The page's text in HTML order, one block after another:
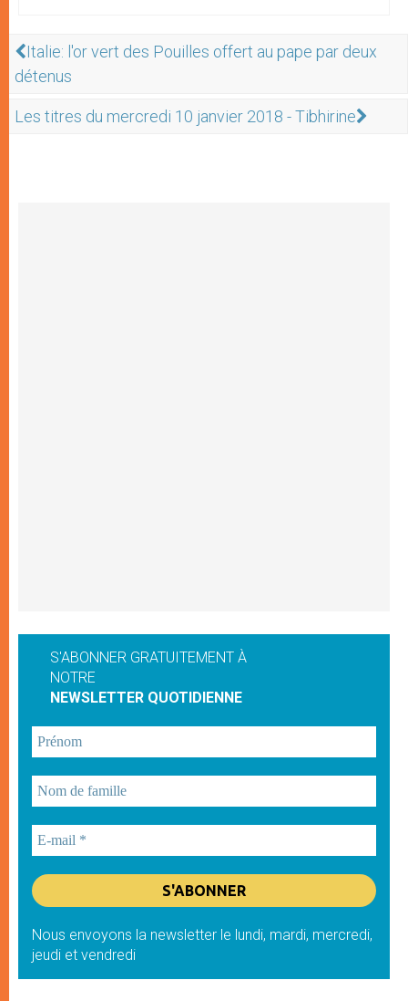
Italie: l'or vert des Pouilles offert au pape par deux
détenus
Les titres du mercredi 10 janvier 2018 - Tibhirine
S'ABONNER GRATUITEMENT À
NOTRE
NEWSLETTER QUOTIDIENNE
Nous envoyons la newsletter le lundi, mardi, mercredi,
jeudi et vendredi